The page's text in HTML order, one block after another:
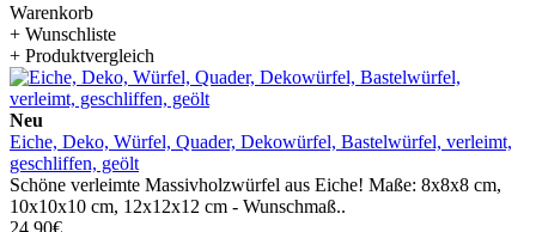
Warenkorb
+ Wunschliste
+ Produktvergleich
Neu
Eiche, Deko, Würfel, Quader, Dekowürfel, Bastelwürfel, verleimt,
geschliffen, geölt
Schöne verleimte Massivholzwürfel aus Eiche! Maße: 8x8x8 cm,
10x10x10 cm, 12x12x12 cm - Wunschmaß..
24,90€